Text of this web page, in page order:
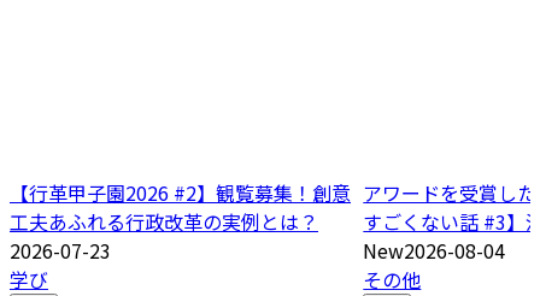
【行革甲子園2026 #2】観覧募集！創意
工夫あふれる行政改革の実例とは？
2026-07-23
学び
アワードを受賞し
すごくない話 #3】
New2026-08-04
その他